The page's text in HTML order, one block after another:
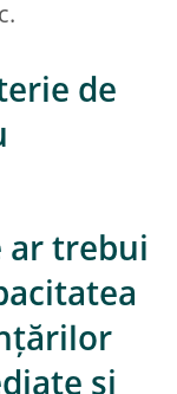
de
ar trebui
și